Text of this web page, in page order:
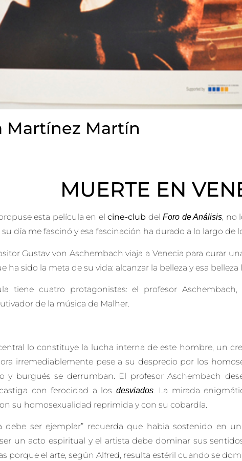
Martínez Martín
MUERTE EN
esta película en elcine-club delForo de Análisis, no
día me fascinó y esa fascinación ha durado a lo largo de
Gustav von Aschembach viaja a Venecia para curar
ha sido la meta de su vida: alcanzar la belleza y esa
tiene cuatro protagonistas: el profesor
de la música de Malher.
lo constituye la lucha interna de este hombre, un
irremediablemente pese a su desprecio por los
y burgués se derrumban. El profesor Aschembach
con ferocidad a los desviados. La mirada
su homosexualidad reprimida y con su cobardía.
debe ser ejemplar” recuerda que habia sostenido en
un acto espiritual y el artista debe dominar sus
porque el arte, según Alfred, resulta estéril cuando se